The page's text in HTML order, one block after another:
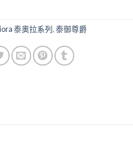
泰奧拉系列,泰御尊爵